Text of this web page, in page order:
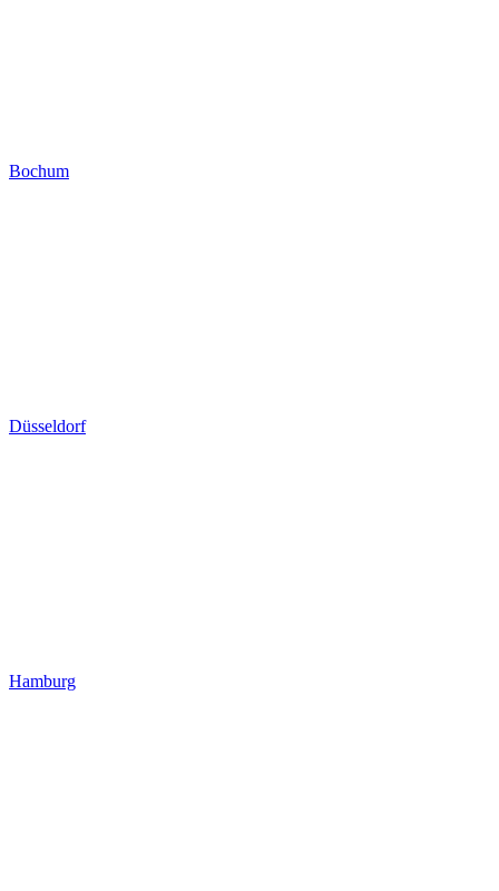
Bochum
Düsseldorf
Hamburg